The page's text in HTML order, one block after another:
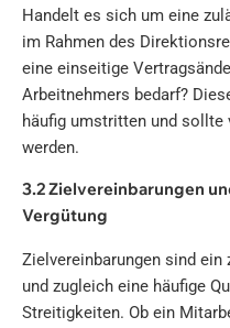
Handelt es sich um eine
im Rahmen des
eine einseitige
Arbeitnehmers bedarf?
häufig umstritten und sollte
werden.
3.2 Zielvereinbarungen
Vergütung
Zielvereinbarungen sind
und zugleich eine häufige
Streitigkeiten. Ob ein